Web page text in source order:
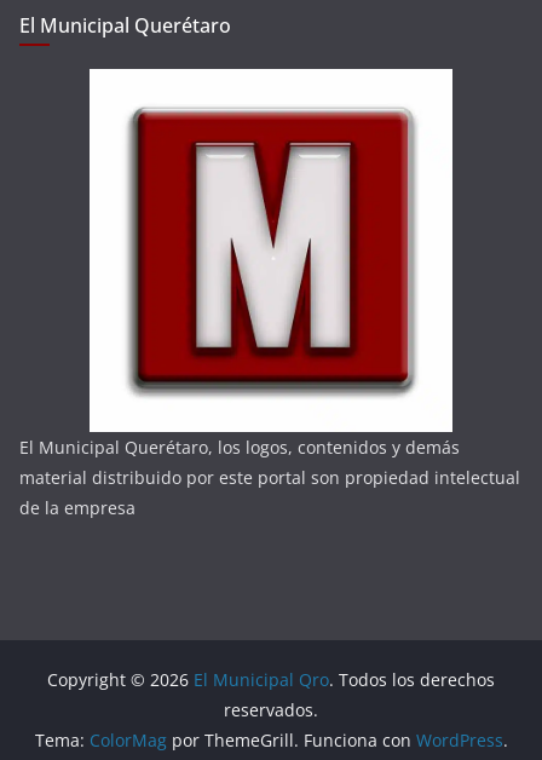
El Municipal Querétaro
El Municipal Querétaro, los logos, contenidos y demás
material distribuido por este portal son propiedad intelectual
de la empresa
Copyright © 2026 El Municipal Qro. Todos los derechos
reservados.
Tema: ColorMagpor ThemeGrill. Funciona con WordPress.